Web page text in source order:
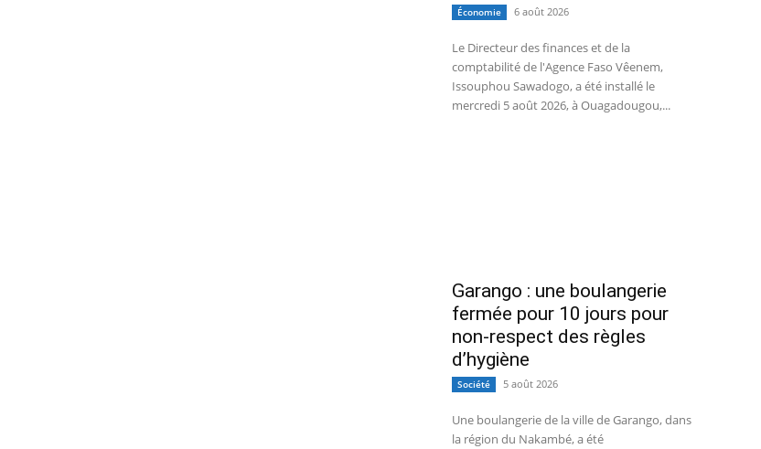
Économie 6 août 2026
Le Directeur des finances et de la
comptabilité de l'Agence Faso Vêenem,
Issouphou Sawadogo, a été installé le
mercredi 5 août 2026, à Ouagadougou,...
Garango : une boulangerie
fermée pour 10 jours pour
non-respect des règles
d’hygiène
Société 5 août 2026
Une boulangerie de la ville de Garango, dans
la région du Nakambé, a été